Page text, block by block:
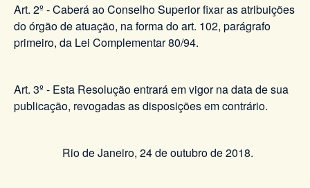
Art. 2º - Caberá ao Conselho Superior fixar as atribuições
do órgão de atuação, na forma do art. 102, parágrafo
primeiro, da Lei Complementar 80/94.
Art. 3º - Esta Resolução entrará em vigor na data de sua
publicação, revogadas as disposições em contrário.
Rio de Janeiro, 24 de outubro de 2018.